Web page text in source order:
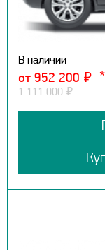
В наличии
от 952 200 ₽
1 111 000₽